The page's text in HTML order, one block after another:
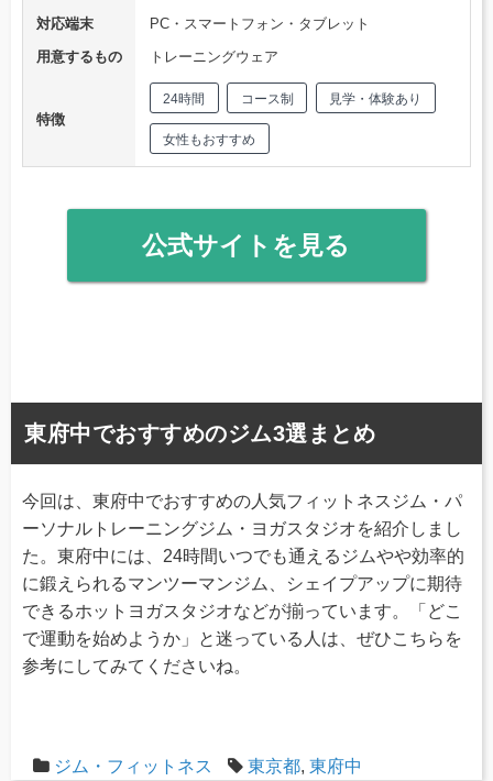
対応端末
PC・スマートフォン・タブレット
用意するもの
トレーニングウェア
特徴
24時間 コース制 見学・体験あり
女性もおすすめ
公式サイトを見る
東府中でおすすめのジム3選まとめ
今回は、東府中でおすすめの人気フィットネスジム・パ
ーソナルトレーニングジム・ヨガスタジオを紹介しまし
た。東府中には、24時間いつでも通えるジムやや効率的
に鍛えられるマンツーマンジム、シェイプアップに期待
できるホットヨガスタジオなどが揃っています。「どこ
で運動を始めようか」と迷っている人は、ぜひこちらを
参考にしてみてくださいね。
ジム・フィットネス 東京都, 東府中